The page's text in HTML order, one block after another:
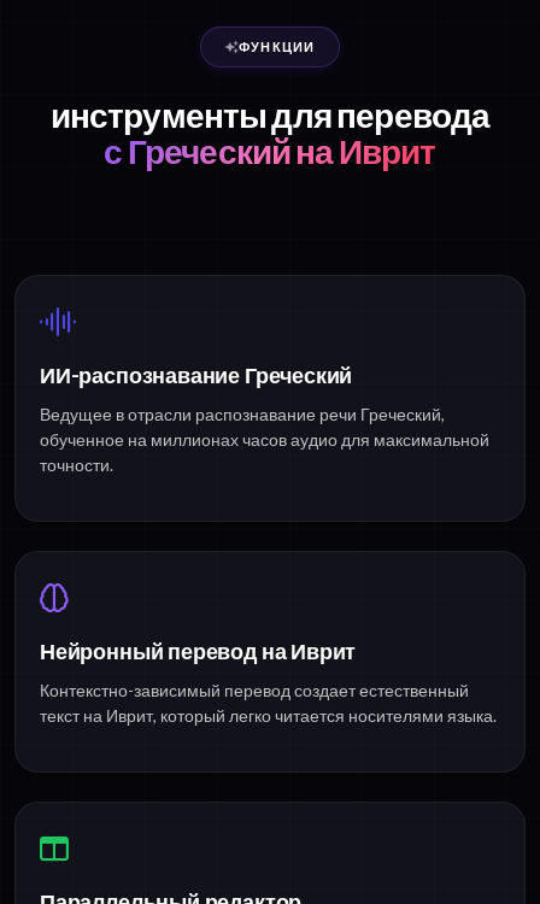
ФУНКЦИИ
инструменты для перевода
с Греческий на Иврит
ИИ-распознавание Греческий
Ведущее в отрасли распознавание речи Греческий,
обученное на миллионах часов аудио для максимальной
точности.
Нейронный перевод на Иврит
Контекстно-зависимый перевод создает естественный
текст на Иврит, который легко читается носителями языка.